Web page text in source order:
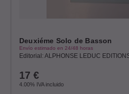
Deuxiéme Solo de Basson
Envío estimado en 24/48 horas
Editorial: ALPHONSE LEDUC
17 €
4.00% IVA incluido